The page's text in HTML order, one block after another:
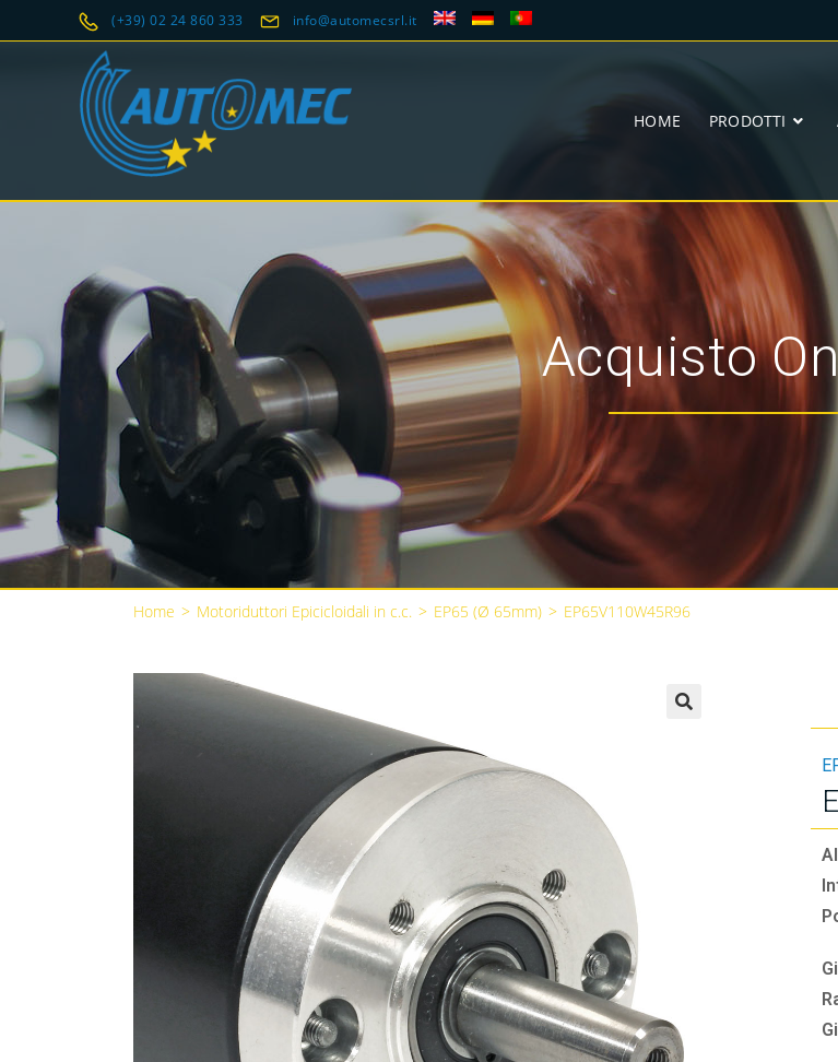
(+39) 02 24 860 333 info@automecsrl.it
HOME PRODOTTI
Acquisto
Home > Motoriduttori Epicicloidali in c.c. > EP65 (Ø 65mm) > EP65V110W45R96